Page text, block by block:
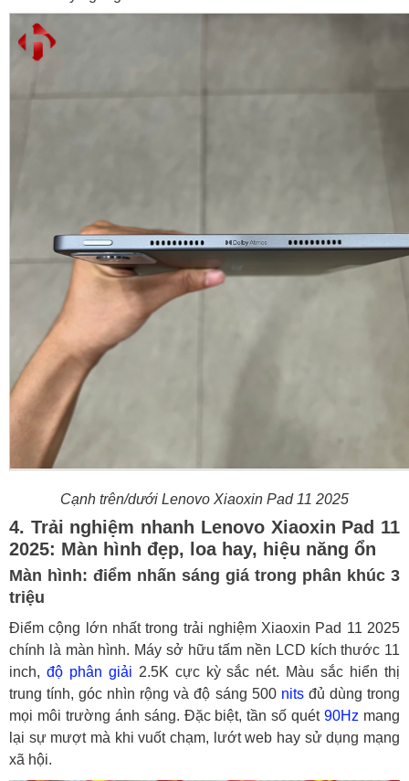
Cạnh trên/dưới Lenovo Xiaoxin Pad 11 2025
4. Trải nghiệm nhanh Lenovo Xiaoxin Pad 11
2025: Màn hình đẹp, loa hay, hiệu năng ổn
Màn hình: điểm nhấn sáng giá trong phân khúc 3
triệu
Điểm cộng lớn nhất trong trải nghiệm Xiaoxin Pad 11 2025
chính là màn hình. Máy sở hữu tấm nền LCD kích thước 11
inch, độ phân giải 2.5K cực kỳ sắc nét. Màu sắc hiển thị
trung tính, góc nhìn rộng và độ sáng 500 nitsđủ dùng trong
mọi môi trường ánh sáng. Đặc biệt, tần số quét90Hz mang
lại sự mượt mà khi vuốt chạm, lướt web hay sử dụng mạng
xã hội.